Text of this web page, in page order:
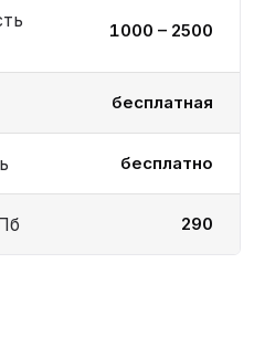
1000 – 2500
бесплатная
бесплатно
290